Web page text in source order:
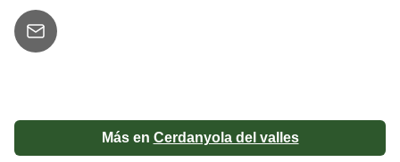
Más en Cerdanyola del valles